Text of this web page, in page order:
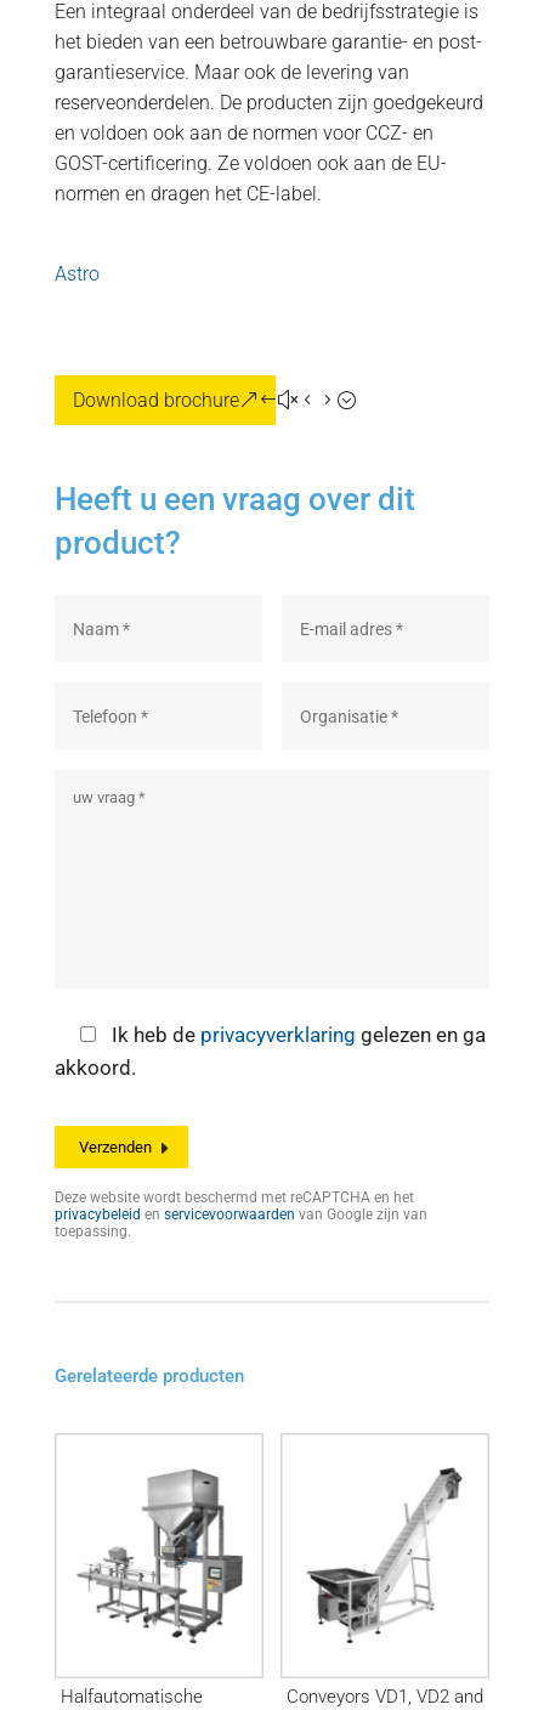
Een integraal onderdeel van de bedrijfsstrategie is
het bieden van een betrouwbare garantie- en post-
garantieservice. Maar ook de levering van
reserveonderdelen. De producten zijn goedgekeurd
en voldoen ook aan de normen voor CCZ- en
GOST-certificering. Ze voldoen ook aan de EU-
normen en dragen het CE-label.
Astro
Download brochure
Heeft u een vraag over dit
product?
Ik heb de privacyverklaring gelezen en ga
akkoord.
Deze website wordt beschermd met reCAPTCHA en het
privacybeleid en servicevoorwaarden van Google zijn van
toepassing.
Gerelateerde producten
Halfautomatische
Conveyors VD1, VD2 and